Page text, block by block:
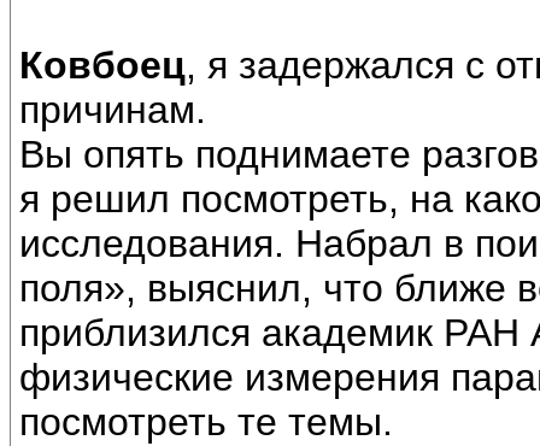
Ковбоец, я задержался с
причинам.
Вы опять поднимаете
я решил посмотреть, на
исследования. Набрал в
поля», выяснил, что ближе
приблизился академик
физические измерения
посмотреть те темы.